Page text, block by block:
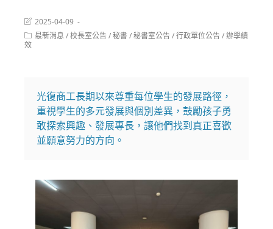
Post
last
modified:
2025-04-09
Post
category:
最新消息 /校長室公告/秘書/秘書室公告/行政單位公告/辦學績
效
光復商工長期以來尊重每位學生的發展路徑，
重視學生的多元發展與個別差異，鼓勵孩子勇
敢探索興趣、發展專長，讓他們找到真正喜歡
並願意努力的方向。